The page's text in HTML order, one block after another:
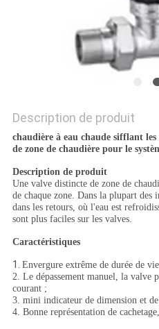
Description de produit
chaudière à eau chaude sifflant
de zone de chaudière pour le
Description de produit
Une valve distincte de zone de
de chaque zone. Dans la plupart des
dans les retours, où l'eau est
sont plus faciles sur les valves.
Caractéristiques
1. Envergure extrême de durée de
2. Le dépassement manuel, la valve
courant ;
3. mini indicateur de dimension et
4. Bonne représentation de